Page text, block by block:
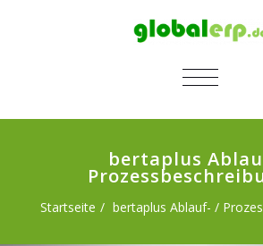
bertaplus
Startseite bertaplus Ablauf- /